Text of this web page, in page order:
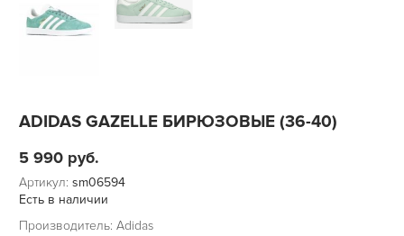
ADIDAS GAZELLE БИРЮЗОВЫЕ (36-40)
5 990 руб.
Артикул: sm06594
Есть в наличии
Производитель: Adidas